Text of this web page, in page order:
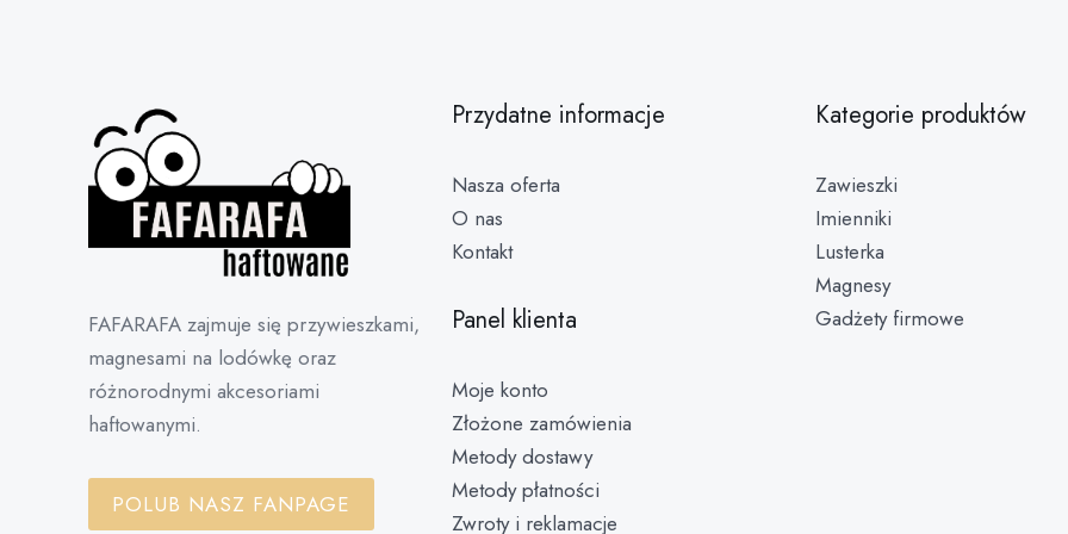
FAFARAFA zajmuje się przywieszkami,
magnesami na lodówkę oraz
różnorodnymi akcesoriami
haftowanymi.
POLUB NASZ FANPAGE
Przydatne informacje
Nasza oferta
O nas
Kontakt
Panel klienta
Moje konto
Złożone zamówienia
Metody dostawy
Metody płatności
Zwroty i reklamacje
Kategorie produktów
Zawieszki
Imienniki
Lusterka
Magnesy
Gadżety firmowe